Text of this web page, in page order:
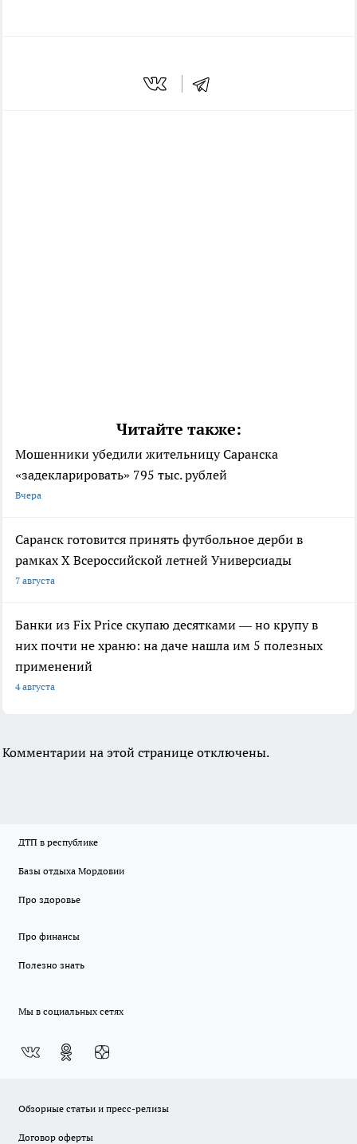
Читайте также:
Мошенники убедили жительницу Саранска
«задекларировать» 795 тыс. рублей
Вчера
Саранск готовится принять футбольное дерби в
рамках X Всероссийской летней Универсиады
7 августа
Банки из Fix Price скупаю десятками — но крупу в
них почти не храню: на даче нашла им 5 полезных
применений
4 августа
Комментарии на этой странице отключены.
ДТП в республике
Базы отдыха Мордовии
Про здоровье
Про финансы
Полезно знать
Мы в социальных сетях
Обзорные статьи и пресс-релизы
Договор оферты